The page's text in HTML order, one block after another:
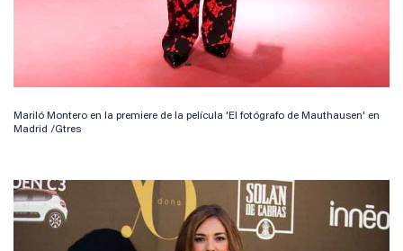
Mariló Montero en la premiere de la película 'El fotógrafo de Mauthausen' en
Madrid /Gtres